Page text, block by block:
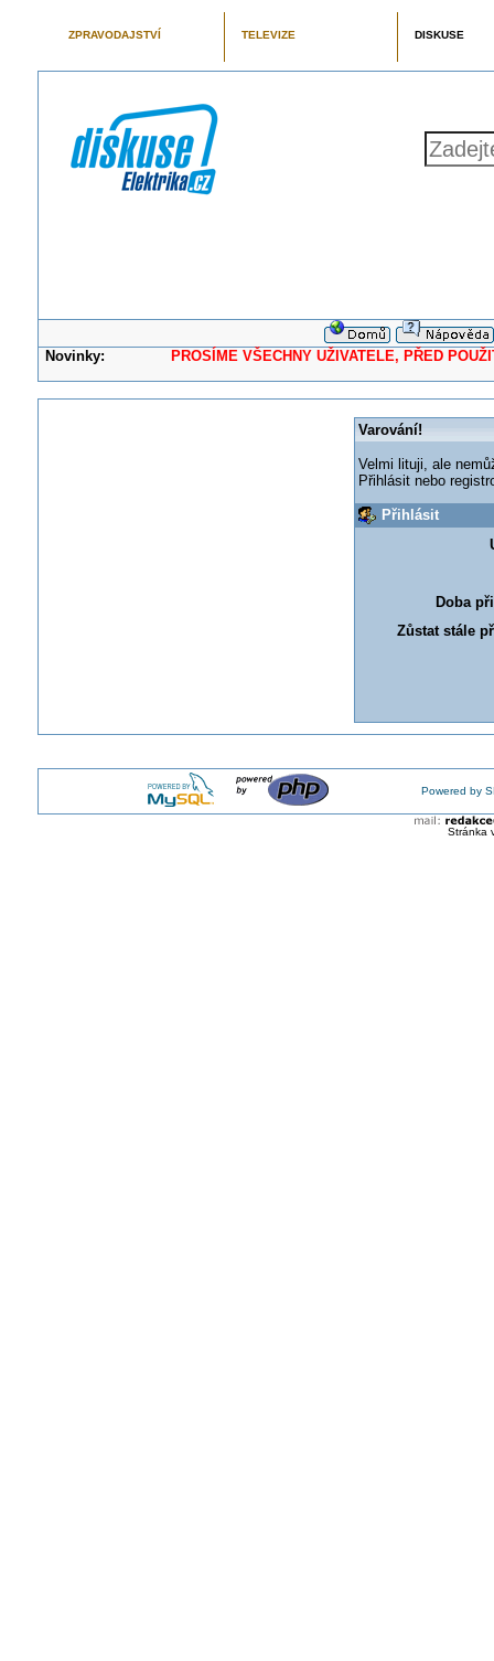
ZPRAVODAJSTVÍ TELEVIZE DISKUSE
Novinky: PROSÍME VŠECHNY UŽIVATELE, PŘED
Varování!
Velmi lituji, ale
Přihlásit nebo
Přihlásit
Doba
Zůstat stále
Powered by
Stránka